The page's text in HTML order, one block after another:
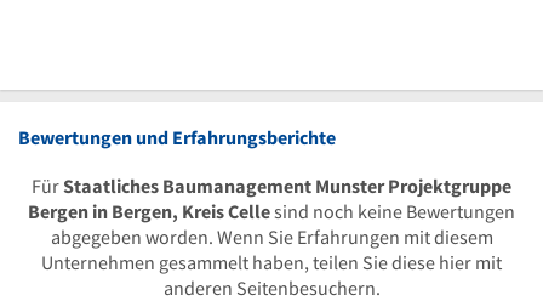
Bewertungen und Erfahrungsberichte
FürStaatliches Baumanagement Munster Projektgruppe
Bergen in Bergen, Kreis Cellesind noch keine Bewertungen
abgegeben worden. Wenn Sie Erfahrungen mit diesem
Unternehmen gesammelt haben, teilen Sie diese hier mit
anderen Seitenbesuchern.